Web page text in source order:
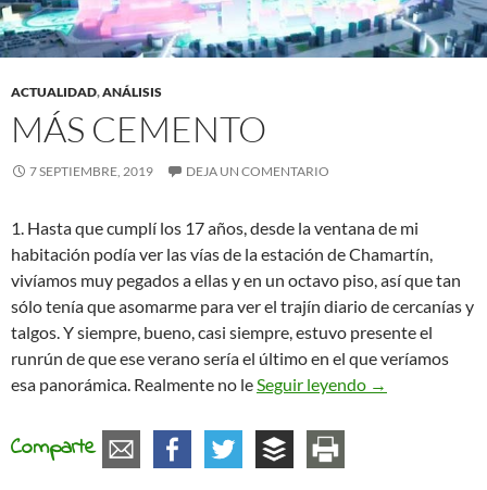
ACTUALIDAD,ANÁLISIS
MÁS CEMENTO
7 SEPTIEMBRE, 2019 DEJA UN COMENTARIO
1. Hasta que cumplí los 17 años, desde la ventana de mi
habitación podía ver las vías de la estación de Chamartín,
vivíamos muy pegados a ellas y en un octavo piso, así que tan
sólo tenía que asomarme para ver el trajín diario de cercanías y
talgos. Y siempre, bueno, casi siempre, estuvo presente el
runrún de que ese verano sería el último en el que veríamos
esa panorámica. Realmente no leSeguir leyendo Más Cemento
→
Comparte